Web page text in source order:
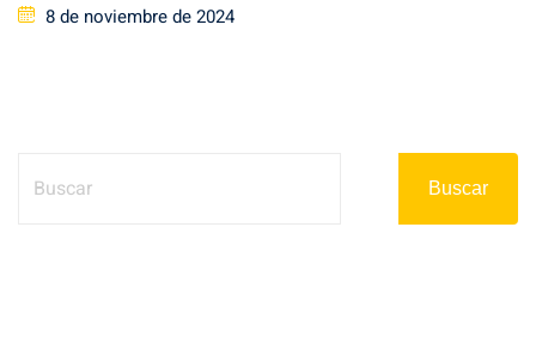
Posted
8 de noviembre de 2024
Buscar